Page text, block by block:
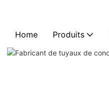
Home Produits